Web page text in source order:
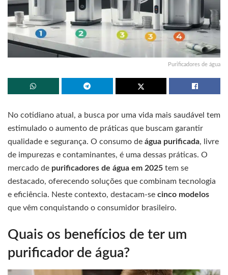
Purificadores de água
No cotidiano atual, a busca por uma vida mais saudável tem
estimulado o aumento de práticas que buscam garantir
qualidade e segurança. O consumo de água purificada, livre
de impurezas e contaminantes, é uma dessas práticas. O
mercado de purificadores de água em 2025 tem se
destacado, oferecendo soluções que combinam tecnologia
e eficiência. Neste contexto, destacam-se cinco modelos
que vêm conquistando o consumidor brasileiro.
Quais os benefícios de ter um
purificador de água?